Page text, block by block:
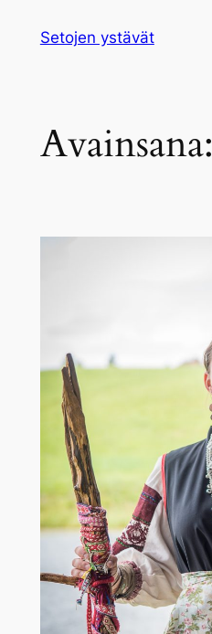
sisältöön
Setojen ystävät
Avainsana: